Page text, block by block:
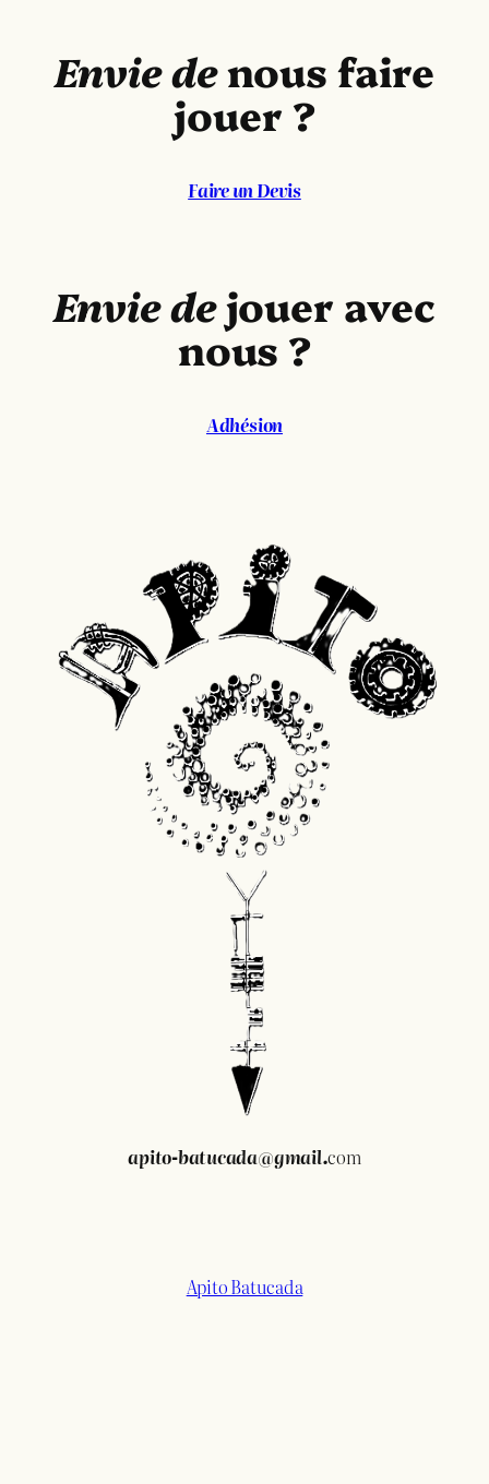
Envie denous faire
jouer ?
Faire un Devis
Envie dejouer avec
nous ?
Adhésion
apito-batucada@gmail.com
Apito Batucada